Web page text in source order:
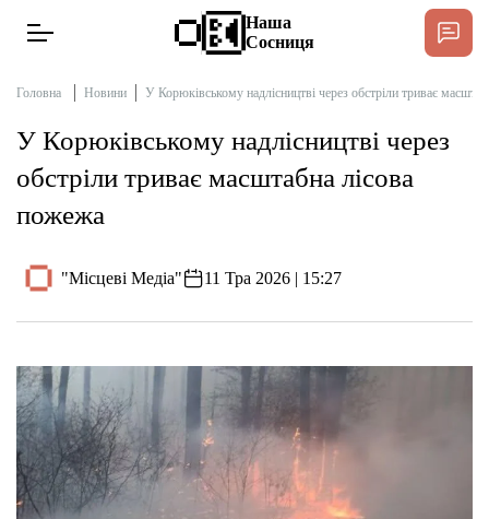
Новини
Тексти
Довідник
Редакційна політика
Спільнота Місцевих
Наша
Сосниця
Головна Новини У Корюківському надлісництві через обстріли триває
У Корюківському надлісництві через
обстріли триває масштабна лісова
пожежа
"Місцеві Медіа" 11 Тра 2026 | 15:27